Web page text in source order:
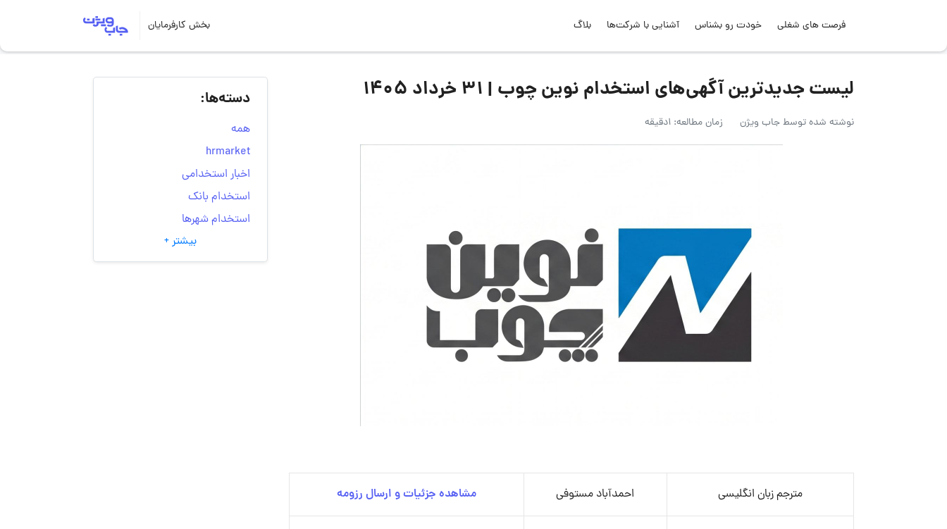
فرصت های شغلی خودت رو بشناس آشنایی با شرکت‌ها بلاگ بخش کارفرمایان
لیست جدیدترین آگهی‌های استخدام نوین چوب | ۳۱ خرداد ۱۴۰۵
نوشته شده توسطجاب ویژن زمان مطالعه: 1دقیقه
مترجم زبان انگلیسی احمدآباد مستوفی مشاهده جزئیات و ارسال رزومه
دسته‌ها:
همه
hrmarket
اخبار استخدامی
استخدام بانک
استخدام شهرها
انتخاب مسیر شغلی
به‌روزرسانی‌های سایت
بیشتر +